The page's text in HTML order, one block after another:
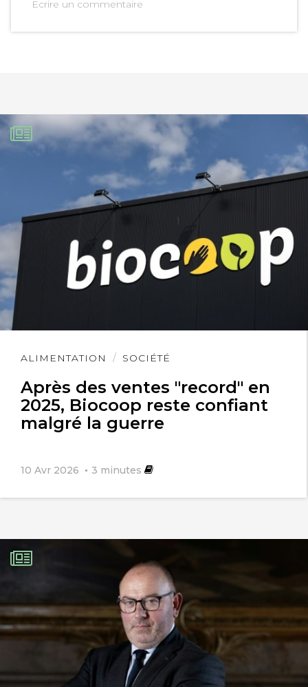
Ecrire un commentaire
ALIMENTATION SOCIÉTÉ
Après des ventes "record" en
2025, Biocoop reste confiant
malgré la guerre
10 Avr 2026 3 minutes
Lire